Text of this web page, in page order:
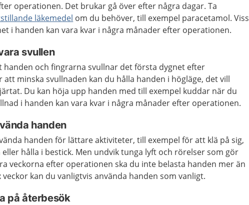
operationen. Det brukar gå över efter några dagar. Ta
läkemedel om du behöver, till exempel paracetamol. Viss
i handen kan vara kvar i några månader efter operationen.
svullen
handen och fingrarna svullnar det första dygnet efter
att minska svullnaden kan du hålla handen i högläge, det vill
Du kan höja upp handen med till exempel kuddar när du
i handen kan vara kvar i några månader efter operationen.
handen
handen för lättare aktiviteter, till exempel för att klä på sig,
hålla i bestick. Men undvik tunga lyft och rörelser som gör
veckorna efter operationen ska du inte belasta handen mer än
veckor kan du vanligtvis använda handen som vanligt.
på återbesök